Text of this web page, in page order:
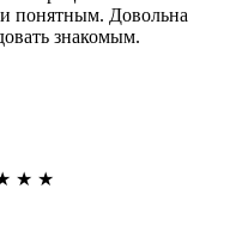
понятным. Довольна
знакомым.
★ ★